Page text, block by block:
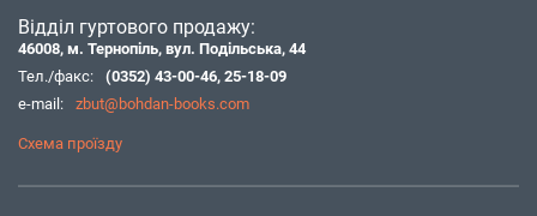
Відділ гуртового продажу:
46008, м. Тернопіль, вул. Подільська, 44
Тел./факс:
(0352) 43-00-46, 25-18-09
e-mail:
zbut@bohdan-books.com
Схема проїзду